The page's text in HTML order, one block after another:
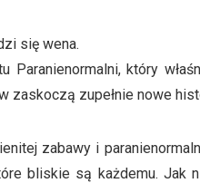
się wena.
Paranienormalni, który
zaskoczą zupełnie nowe
zabawy i
bliskie są każdemu. Jak